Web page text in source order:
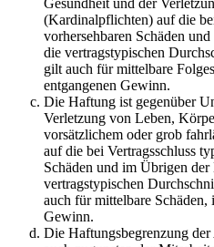
Gesundheit und der
(Kardinalpflichten) auf die
vorhersehbaren Schäden
die vertragstypischen
gilt auch für mittelbare
entgangenen Gewinn.
Die Haftung ist gegenüber
Verletzung von Leben,
vorsätzlichem oder grob
auf die bei Vertragsschluss
Schäden und im Übrigen
vertragstypischen
auch für mittelbare Schäden,
Gewinn.
Die Haftungsbegrenzung